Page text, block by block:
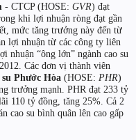
- CTCP (HOSE: GVR) đạt
khi lợi nhuận ròng đạt gần
mức tăng trưởng này đến từ
lợi nhuận từ các công ty liên
nhuận “ông lớn” ngành cao su
Các đơn vị thành viên
su Phước Hòa (HOSE: PHR)
trưởng mạnh. PHR đạt 233 tỷ
110 tỷ đồng, tăng 25%. Cả 2
cao su bình quân lên cao gấp